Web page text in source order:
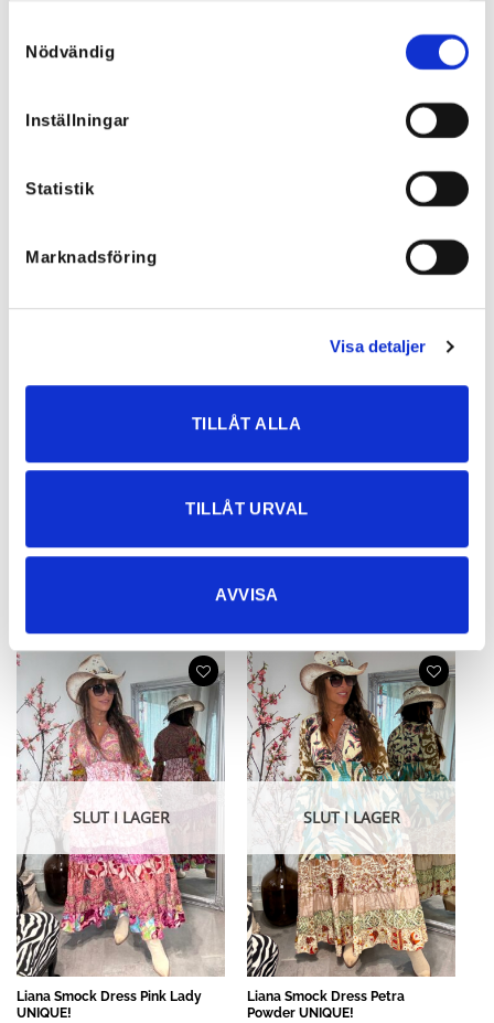
Nödvändig
Inställningar
Statistik
Marknadsföring
Visa detaljer
TILLÅT ALLA
TILLÅT URVAL
AVVISA
Liana Smock Dress Emmy Green
SLUT I LAGER SLUT I LAGER
68,86
SLUT I LAGER
Liana Smock Dress Pink Lady
UNIQUE!
SLUT I LAGER
Liana Smock Dress Petra
Powder UNIQUE!